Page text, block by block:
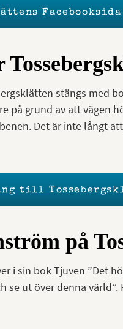
Facebooksida
stängs med
på grund av att vägen
Det är inte långt
till
på
i sin bok Tjuven ”Det
se ut över denna